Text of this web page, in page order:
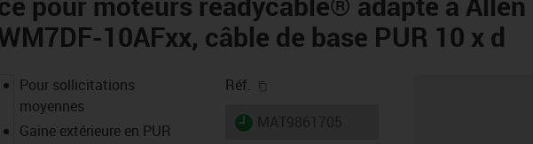
10AFxx, câble de base PUR 10 x d
Pour sollicitations
moyennes
Gaine extérieure en PUR
Réf.
igus-icon-lieferzeit